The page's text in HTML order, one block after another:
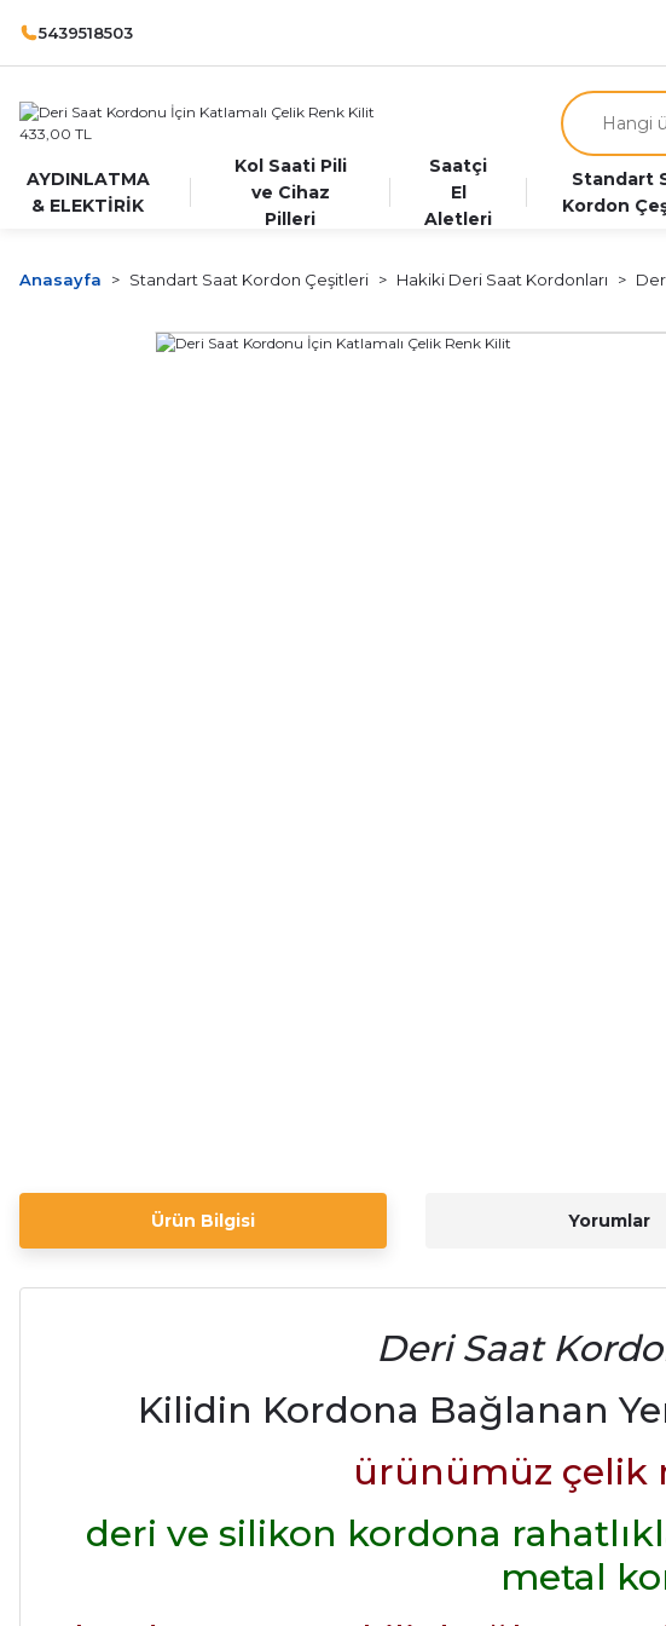
5439518503
AYDINLATMA
& ELEKTİRİK
Kol Saati Pili
ve Cihaz
Pilleri
Saatçi
El
Aletleri
Standart
Kordon
Anasayfa Standart Saat Kordon Çeşitleri Hakiki Deri Saat Kordonları
Ürün Bilgisi Yorumlar
Deri Saat
Kilidin Kordona Bağlanan
ürünümüz çelik
deri ve silikon kordona
metal